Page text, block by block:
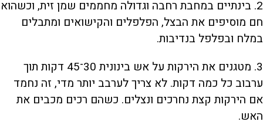
2. בינתיים במחבת רחבה וגדולה מחממים שמן זית, וכשהוא
חם מוסיפים את הבצל, הפלפלים והקישואים ומתבלים
במלח ובפלפל בנדיבות.
3. מטגנים את הירקות על אש בינונית 30־45 דקות תוך
ערבוב כל כמה דקות. לא צריך לערבב יותר מדי, זה נחמד
אם הירקות קצת נחרכים ונצלים. כשהם רכים מכבים את
האש.